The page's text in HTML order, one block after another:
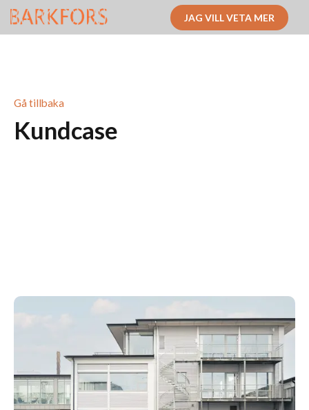
JAG VILL VETA MER
Gå tillbaka
Kundcase